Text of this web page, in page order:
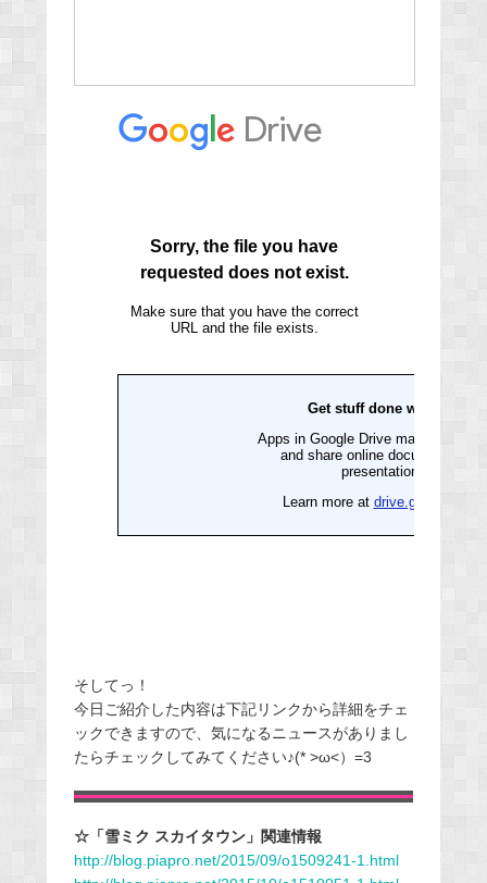
そしてっ！
今日ご紹介した内容は下記リンクから詳細をチェ
ックできますので、気になるニュースがありまし
たらチェックしてみてください♪(* >ω<）=3
☆「雪ミク スカイタウン」関連情報
http://blog.piapro.net/2015/09/o1509241-1.html